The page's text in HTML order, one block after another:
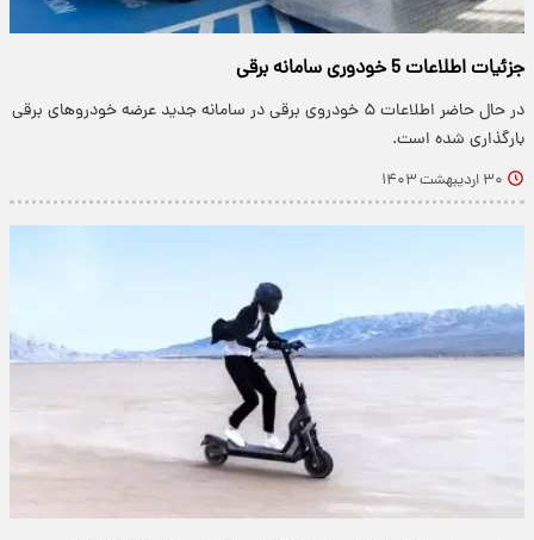
جزئیات اطلاعات 5 خودوری سامانه برقی
در حال حاضر اطلاعات ۵ خودروی برقی در سامانه جدید عرضه خودروهای برقی
بارگذاری شده است.
۳۰ اردیبهشت ۱۴۰۳